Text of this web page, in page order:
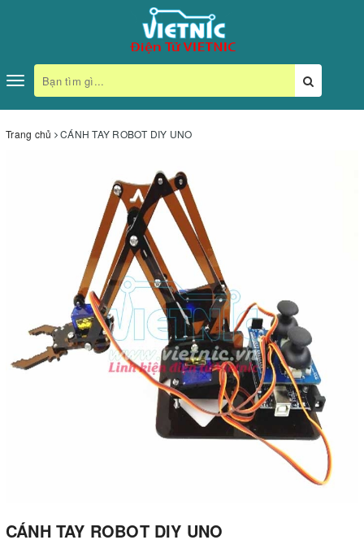
Toggle
navigation
Trang chủ CÁNH TAY ROBOT DIY UNO
CÁNH TAY ROBOT DIY UNO